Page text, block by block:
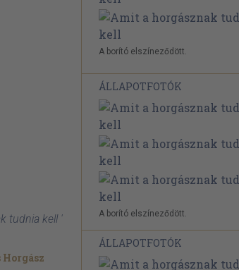
tudnia kell '
A borító elszíneződött.
ÁLLAPOTFOTÓK
A borító elszíneződött.
ÁLLAPOTFOTÓK